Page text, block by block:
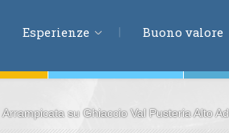
Esperienze
Volare & spazio
Buono valore
Arrampicata su Ghiaccio Val Pusteria Alto